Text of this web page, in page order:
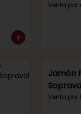
(Sku
Venta por
Jamón
Venta por